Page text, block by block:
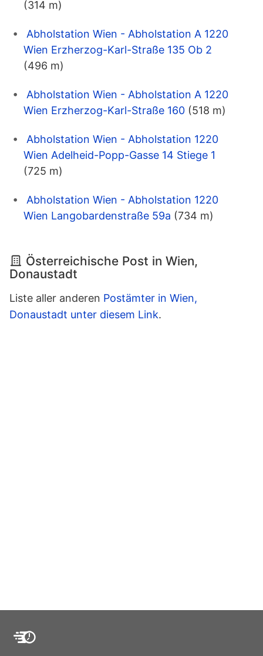
(314 m)
Abholstation Wien - Abholstation A 1220
Wien Erzherzog-Karl-Straße 135 Ob 2
(496 m)
Abholstation Wien - Abholstation A 1220
Wien Erzherzog-Karl-Straße 160 (518 m)
Abholstation Wien - Abholstation 1220
Wien Adelheid-Popp-Gasse 14 Stiege 1
(725 m)
Abholstation Wien - Abholstation 1220
Wien Langobardenstraße 59a (734 m)
Österreichische Post in Wien,
Donaustadt
Liste aller anderen Postämter in Wien,
Donaustadt unter diesem Link.